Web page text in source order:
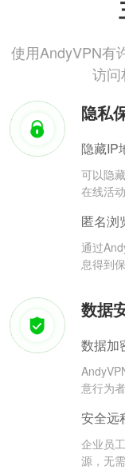
使用AndyVPN有
访
隐私
隐藏IP
可以隐
在线活动
匿名浏
通过
息得到保
数据
数据加
意行为
安全远
企业员
源，无